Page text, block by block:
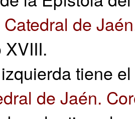
Catedral de Jaén
tiene
de Jaén.